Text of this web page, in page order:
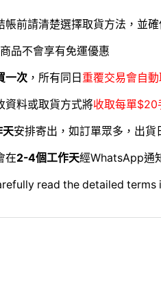
帳前請清楚選擇取貨方法，並
品不會享有免運優惠
一次 ，所有同日 重覆交易會自
資料或取貨方式將收取每單$20
天安排寄出，如訂單眾多，出
在2-4個工作天經WhatsApp通
read the detailed terms